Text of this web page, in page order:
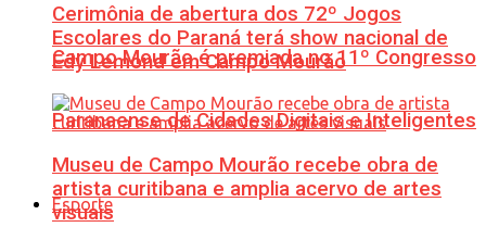
Campo Mourão é premiada no 11º Congresso
Paranaense de Cidades Digitais e Inteligentes
Esporte
Cerimônia de abertura dos 72º Jogos
Escolares do Paraná terá show nacional de
Edy Lemond em Campo Mourão
Museu de Campo Mourão recebe obra de
artista curitibana e amplia acervo de artes
visuais